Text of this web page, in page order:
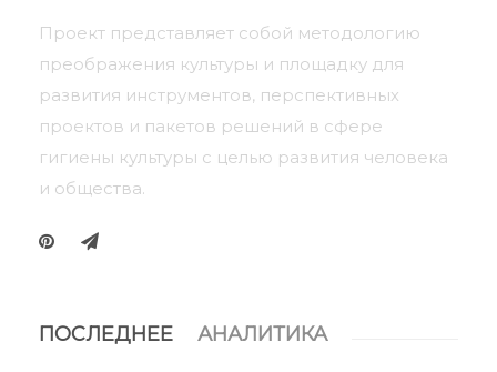
Проект представляет собой методологию
преображения культуры и площадку для
развития инструментов, перспективных
проектов и пакетов решений в сфере
гигиены культуры с целью развития человека
и общества.
ПОСЛЕДНЕЕ АНАЛИТИКА